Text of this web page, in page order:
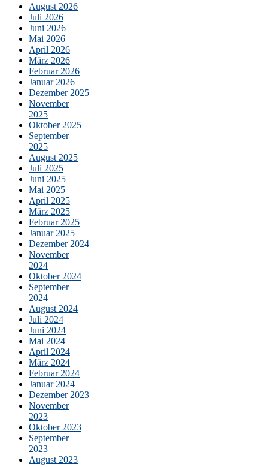
August 2026
Juli 2026
Juni 2026
Mai 2026
April 2026
März 2026
Februar 2026
Januar 2026
Dezember 2025
November
2025
Oktober 2025
September
2025
August 2025
Juli 2025
Juni 2025
Mai 2025
April 2025
März 2025
Februar 2025
Januar 2025
Dezember 2024
November
2024
Oktober 2024
September
2024
August 2024
Juli 2024
Juni 2024
Mai 2024
April 2024
März 2024
Februar 2024
Januar 2024
Dezember 2023
November
2023
Oktober 2023
September
2023
August 2023